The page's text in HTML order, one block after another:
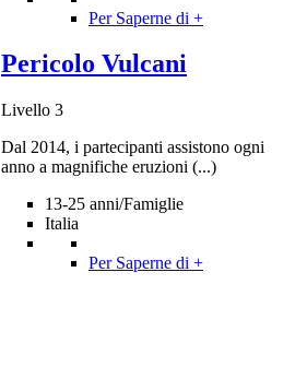
Per Saperne di +
Pericolo Vulcani
Livello 3
Dal 2014, i partecipanti assistono ogni
anno a magnifiche eruzioni (...)
13-25 anni/Famiglie
Italia
Per Saperne di +